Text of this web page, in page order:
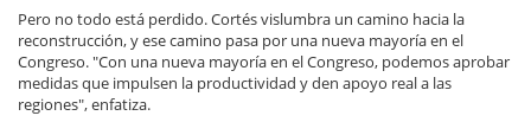
Pero no todo está perdido. Cortés vislumbra un camino hacia la
reconstrucción, y ese camino pasa por una nueva mayoría en el
Congreso. "Con una nueva mayoría en el Congreso, podemos aprobar
medidas que impulsen la productividad y den apoyo real a las
regiones", enfatiza.